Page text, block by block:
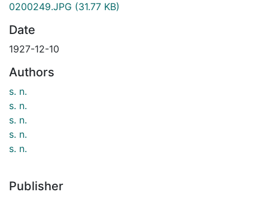
0200249.JPG (31.77 KB)
Date
1927-12-10
Authors
s. n.
s. n.
s. n.
s. n.
s. n.
Publisher